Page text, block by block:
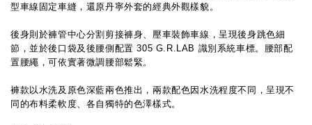
型車線固定車縫，還原丹寧外套的經典外觀樣貌。
後身則於褲管中心分割剪接褲身、壓車裝飾車線，呈現後身跳色細
節，並於後口袋及後腰側配置 305 G.R.LAB 識別系統車標。腰部配
置腰繩，可依實著微調腰部鬆緊。
褲款以水洗及原色深藍兩色推出，兩款配色因水洗程度不同，呈現不
同的布料柔軟度、各自獨特的色澤樣式。